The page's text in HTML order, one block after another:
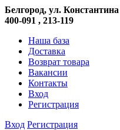
Белгород, ул.
400-091 , 213-119
Наша база
Доставка
Возврат товара
Вакансии
Контакты
Вход
Регистрация
Вход Регистрация